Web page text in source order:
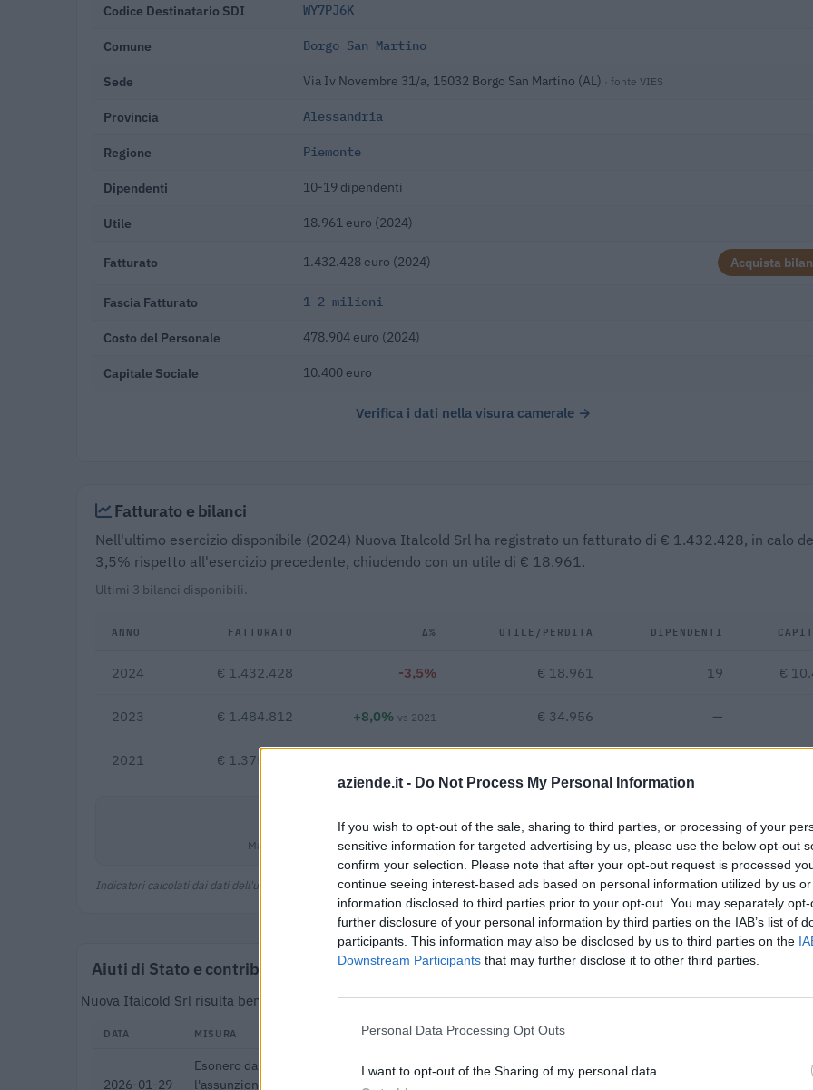
aziende.it - Do Not Process My Personal Information
If you wish to opt-out of the sale, sharing to third parties, or processing of your
sensitive information for targeted advertising by us, please use the below opt-out
confirm your selection. Please note that after your opt-out request is processed
continue seeing interest-based ads based on personal information utilized by us
information disclosed to third parties prior to your opt-out. You may separately
further disclosure of your personal information by third parties on the IAB’s list of
participants. This information may also be disclosed by us to third parties on the
Downstream Participants that may further disclose it to other third parties.
Personal Data Processing Opt Outs
I want to opt-out of the Sharing of my personal data.
Codice Destinatario SDI WY7PJ6K
Comune Borgo San Martino
Sede Via Iv Novembre 31/a, 15032 Borgo San Martino (AL) · fonte VIES
Provincia Alessandria
Regione Piemonte
Dipendenti 10-19 dipendenti
Utile 18.961 euro (2024)
Fatturato 1.432.428 euro (2024) Acquista
Fascia Fatturato 1-2 milioni
Costo del Personale 478.904 euro (2024)
Capitale Sociale 10.400 euro
Verifica i dati nella visura camerale →
Fatturato e bilanci
Nell'ultimo esercizio disponibile (2024) Nuova Italcold Srl ha registrato un fatturato di € 1.432.428, in calo
3,5% rispetto all'esercizio precedente, chiudendo con un utile di € 18.961.
Ultimi 3 bilanci disponibili.
ANNO FATTURATO Δ% UTILE/PERDITA DIPENDENTI
2024 € 1.432.428 -3,5% € 18.961 19 €
2023 € 1.484.812 +8,0% vs 2021 € 34.956 —
2021 € 1.375.085
Margine netto
€ 75.391
Fatturato per dipendente
Indicatori calcolati dai dati dell'ultimo bilancio disponibile.
Aiuti di Stato e contributi pubblici
Nuova Italcold Srl risulta beneficiaria di 11 aiuti o contributi pubblici per un totale di 275.659 euro (2021–2026).
DATA MISURA ENTE CONCEDENTE
2026-01-29
Esonero dal versamento dei contributi previdenziali per
l'assunzione di giovani lavoratori ( art. 1 comma 10-15 L.
4.953